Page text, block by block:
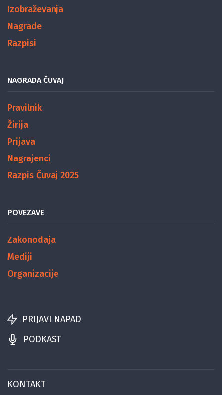
Izobraževanja
Nagrade
Razpisi
NAGRADA ČUVAJ
Pravilnik
Žirija
Prijava
Nagrajenci
Razpis Čuvaj 2025
POVEZAVE
Zakonodaja
Mediji
Organizacije
PRIJAVI NAPAD
PODKAST
KONTAKT